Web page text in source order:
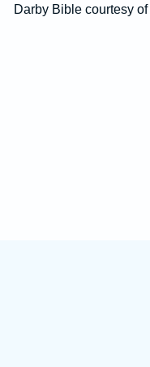
Darby Bible courtesy of